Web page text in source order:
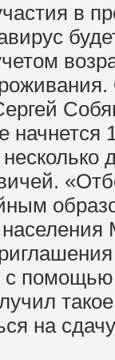
в
с
на